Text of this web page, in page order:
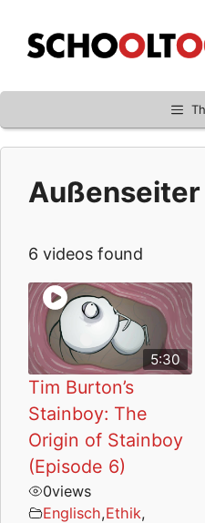
Inhalt
springen
Außenseiter
6 videos found
5:30
Tim Burton’s
Stainboy: The
Origin of Stainboy
(Episode 6)
0views
Englisch,Ethik,